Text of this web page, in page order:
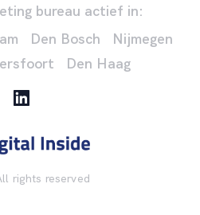
bureau actief in:
Den Bosch
Nijmegen
Den Haag
rights reserved